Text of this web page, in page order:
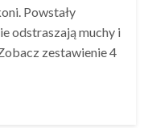
Powstały
odstraszają muchy i
zestawienie 4